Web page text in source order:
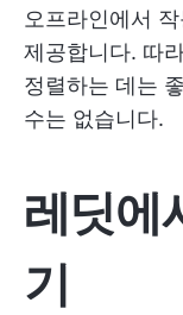
오프라인에서
제공합니다. 따
정렬하는 데는
수는 없습니다.
레딧에
기